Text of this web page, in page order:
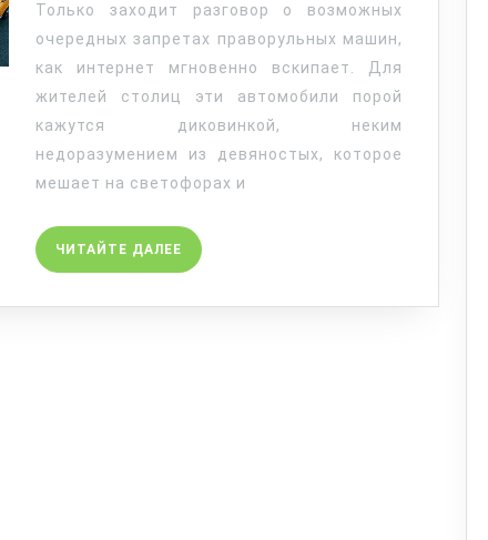
Только заходит разговор о возможных
очередных запретах праворульных машин,
как интернет мгновенно вскипает. Для
жителей столиц эти автомобили порой
кажутся диковинкой, неким
недоразумением из девяностых, которое
мешает на светофорах и
ЧИТАЙТЕ ДАЛЕЕ